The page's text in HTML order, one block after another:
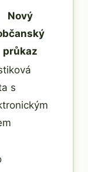
Nový
průkaz
s